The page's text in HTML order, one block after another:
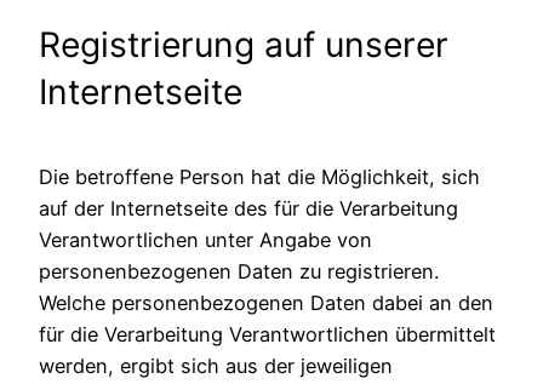
Registrierung auf unserer
Internetseite
Die betroffene Person hat die Möglichkeit, sich
auf der Internetseite des für die Verarbeitung
Verantwortlichen unter Angabe von
personenbezogenen Daten zu registrieren.
Welche personenbezogenen Daten dabei an den
für die Verarbeitung Verantwortlichen übermittelt
werden, ergibt sich aus der jeweiligen